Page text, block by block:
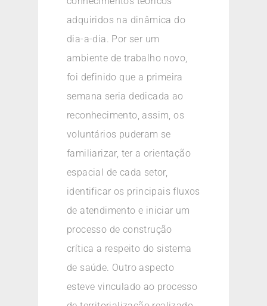
adquiridos na dinâmica do
dia-a-dia. Por ser um
ambiente de trabalho novo,
foi definido que a primeira
semana seria dedicada ao
reconhecimento, assim, os
voluntários puderam se
familiarizar, ter a orientação
espacial de cada setor,
identificar os principais fluxos
de atendimento e iniciar um
processo de construção
crítica a respeito do sistema
de saúde. Outro aspecto
esteve vinculado ao processo